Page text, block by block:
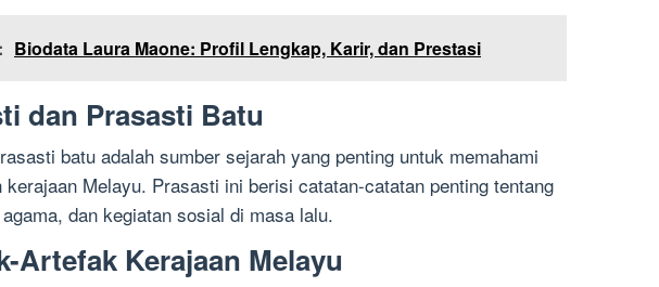
Biodata Laura Maone: Profil Lengkap, Karir, dan Prestasi
dan Prasasti Batu
batu adalah sumber sejarah yang penting untuk memahami
kerajaan Melayu. Prasasti ini berisi catatan-catatan penting tentang
dan kegiatan sosial di masa lalu.
Artefak Kerajaan Melayu